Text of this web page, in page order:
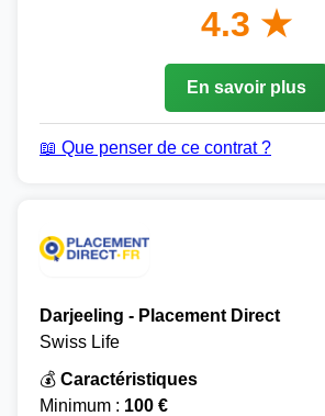
4.3 ★
En savoir plus
📖 Que penser de ce contrat ?
Darjeeling - Placement Direct
Swiss Life
💰 Caractéristiques
Minimum : 100 €